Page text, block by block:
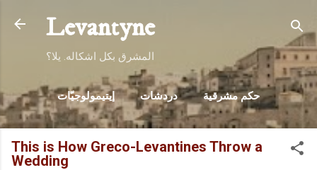
Levantyne
المشرق بكل اشكاله. يلا؟
إيتيمولوجيّات دردشات حكم مشرقية
مناطقنا MORE… منوعات
This is How Greco-Levantines Throw a
Wedding